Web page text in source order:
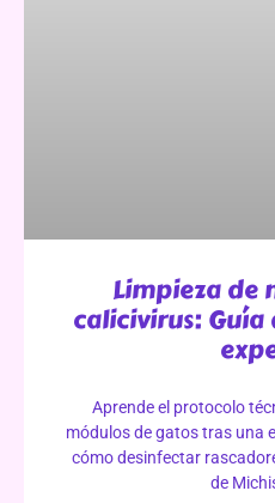
Limpieza de
calicivirus:
Aprende el protocolo
módulos de gatos tras una
cómo desinfectar
de